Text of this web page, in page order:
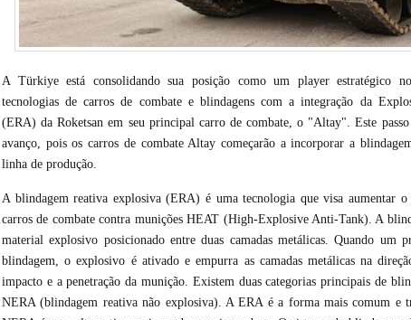
A Türkiye está consolidando sua posição como um player estratégico
tecnologias de carros de combate e blindagens com a integração da
(ERA) da Roketsan em seu principal carro de combate, o "Altay". Este
avanço, pois os carros de combate Altay começarão a incorporar a
linha de produção.
A blindagem reativa explosiva (ERA) é uma tecnologia que visa aumentar
carros de combate contra munições HEAT (High-Explosive Anti-Tank). A
material explosivo posicionado entre duas camadas metálicas. Quando um
blindagem, o explosivo é ativado e empurra as camadas metálicas na
impacto e a penetração da munição. Existem duas categorias principais de
NERA (blindagem reativa não explosiva). A ERA é a forma mais comum e